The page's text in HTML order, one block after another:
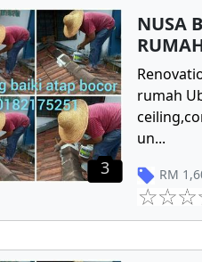
3
NUSA
rumah
un...
RM